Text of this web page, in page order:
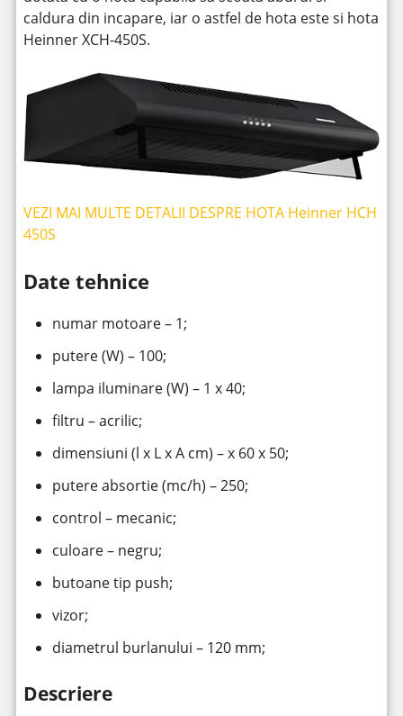
caldura din incapare, iar o astfel de hota este si hota
Heinner XCH-450S.
VEZI MAI MULTE DETALII DESPRE HOTA Heinner HCH
450S
Date tehnice
numar motoare – 1;
putere (W) – 100;
lampa iluminare (W) – 1 x 40;
filtru – acrilic;
dimensiuni (l x L x A cm) – x 60 x 50;
putere absortie (mc/h) – 250;
control – mecanic;
culoare – negru;
butoane tip push;
vizor;
diametrul burlanului – 120 mm;
Descriere